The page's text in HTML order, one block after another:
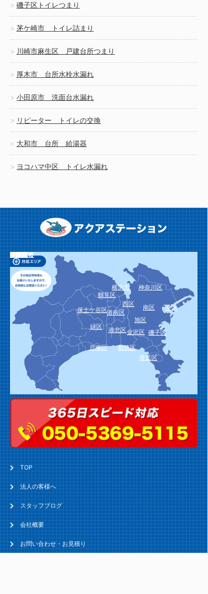
磯子区トイレつまり
茅ケ崎市 トイレ詰まり
川崎市麻生区 戸建台所つまり
厚木市 台所水栓水漏れ
小田原市 洗面台水漏れ
リピーター トイレの交換
大和市 台所 給湯器
ヨコハマ中区 トイレ水漏れ
横浜市
鶴見区
神奈川区
西区 中区
南区
港南区
保土ケ谷区
旭区
磯子区
金沢区
港北区
緑区
青葉区
都筑区
戸塚区
栄区
泉区
瀬谷区
川崎市
川崎区
幸区
中原区
高津区
宮前区
多摩区
麻生区
横須賀市
鎌倉市
逗子市
三浦市
葉山町
相模原市
緑区
中央区
南区
厚木市
大和市
海老名市
座間市
綾瀬市
愛川町
平塚市
藤沢市
茅ヶ崎市
秦野市
伊勢原市
寒川町
大磯町
二宮町
小田原市
南足柄市
中井町
大井町
松田町
山北町
開成町
箱根町
真鶴町
湯河原町
TOP
法人の客様へ
スタッフブログ
会社概要
お問い合わせ・お見積り